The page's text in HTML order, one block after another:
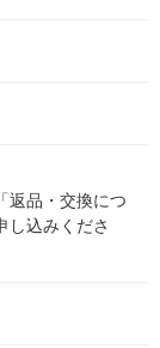
返品・交換につ
し込みくださ